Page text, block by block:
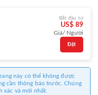
Bắt đầu từ
US$ 89
Giá/ Người
Đặt
này có thể không được
cần thông báo trước. Chúng
xác và mới nhất.